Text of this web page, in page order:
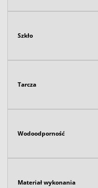
Szkło
Tarcza
Wodoodporność
Materiał wykonania